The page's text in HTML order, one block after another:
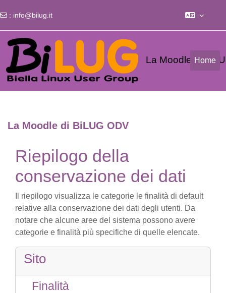
: info@bilug.it
La Moodle diHome
La Moodle di BiLUG ODV
Riepilogo della
conservazione dei dati
Il riepilogo visualizza le categorie le finalità di default
relative alla conservazione dei dati degli utenti. Da
notare che alcune aree del sistema possono avere
categorie e finalità più specifiche di quelle elencate.
Sito
Finalità